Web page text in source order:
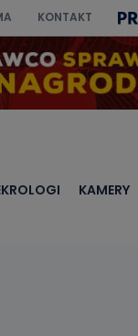
KONTAKT
KAMERY